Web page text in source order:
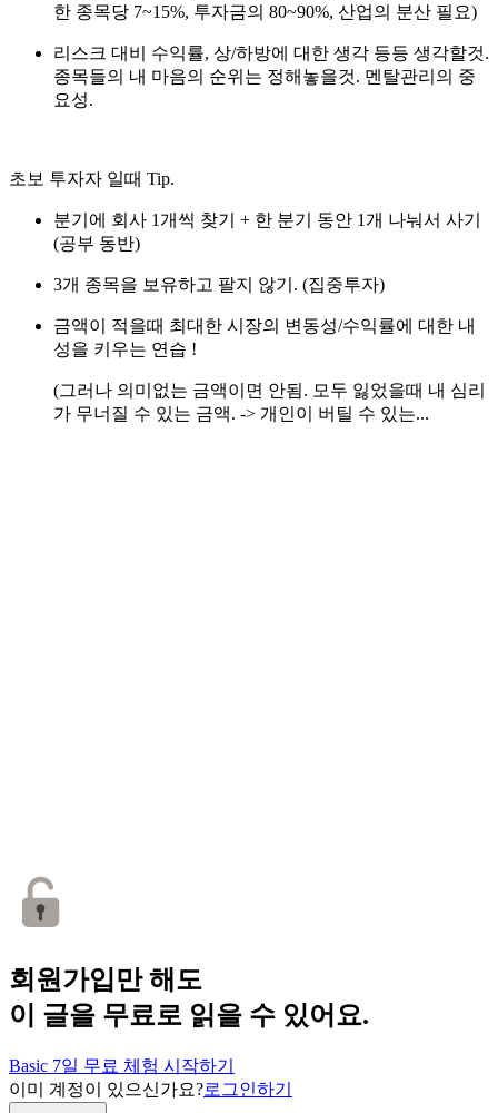
한 종목당 7~15%, 투자금의 80~90%, 산업의 분산 필요)
리스크 대비 수익률, 상/하방에 대한 생각 등등 생각할것.
종목들의 내 마음의 순위는 정해놓을것. 멘탈관리의 중
요성.
초보 투자자 일때 Tip.
분기에 회사 1개씩 찾기 + 한 분기 동안 1개 나눠서 사기
(공부 동반)
3개 종목을 보유하고 팔지 않기. (집중투자)
금액이 적을때 최대한 시장의 변동성/수익률에 대한 내
성을 키우는 연습 !
(그러나 의미없는 금액이면 안됨. 모두 잃었을때 내 심리
가 무너질 수 있는 금액. -> 개인이 버틸 수 있는...
회원가입만 해도
이 글을 무료로 읽을 수 있어요.
Basic 7일 무료 체험 시작하기
이미 계정이 있으신가요?로그인하기